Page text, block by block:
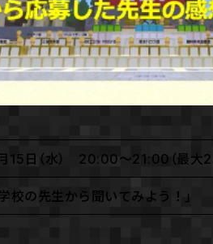
15日（水） 20:00〜21:00（最大
学校の先生から聞いてみよう！」